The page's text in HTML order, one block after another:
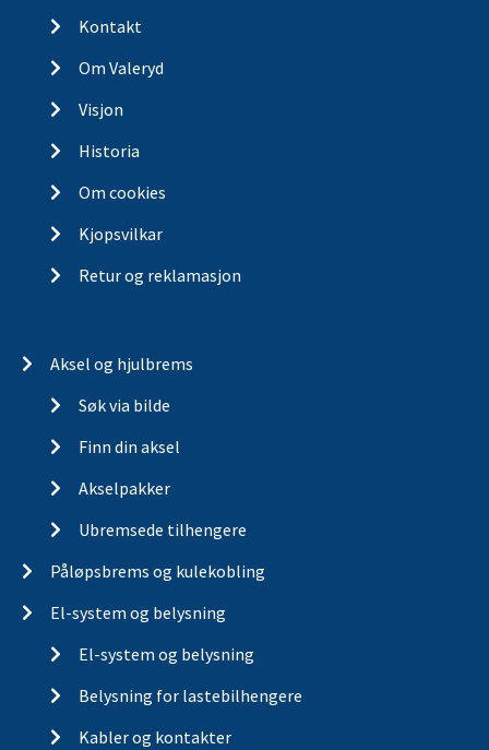
Kontakt
Om Valeryd
Visjon
Historia
Om cookies
Kjopsvilkar
Retur og reklamasjon
Aksel og hjulbrems
Søk via bilde
Finn din aksel
Akselpakker
Ubremsede tilhengere
Påløpsbrems og kulekobling
El-system og belysning
El-system og belysning
Belysning for lastebilhengere
Kabler og kontakter